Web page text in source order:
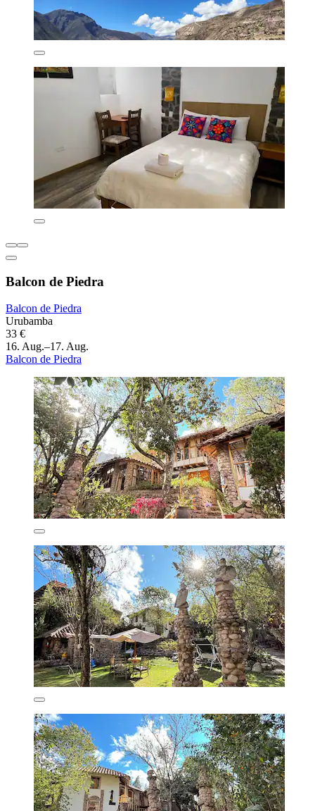
Balcon de Piedra
Balcon de Piedra
Urubamba
33 €
16. Aug.–17. Aug.
Balcon de Piedra